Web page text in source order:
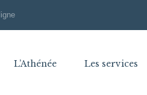
L’Athénée Les services